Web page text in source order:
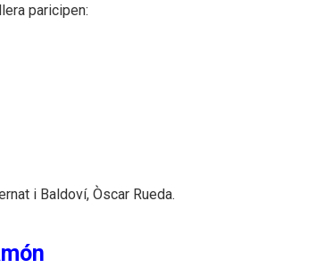
paricipen:
i Baldoví, Òscar Rueda.